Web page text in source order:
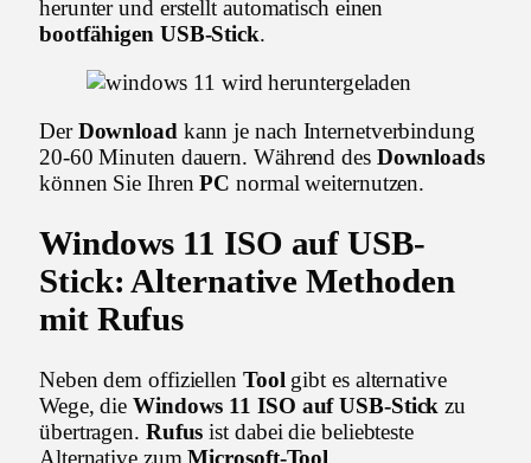
herunter und erstellt automatisch einen
bootfähigen USB-Stick.
DerDownloadkann je nach Internetverbindung
20-60 Minuten dauern. Während des Downloads
können Sie IhrenPC normal weiternutzen.
Windows 11 ISO auf USB-
Stick: Alternative Methoden
mit Rufus
Neben dem offiziellen Tool gibt es alternative
Wege, dieWindows 11 ISO auf USB-Stick zu
übertragen. Rufus ist dabei die beliebteste
Alternative zumMicrosoft-Tool